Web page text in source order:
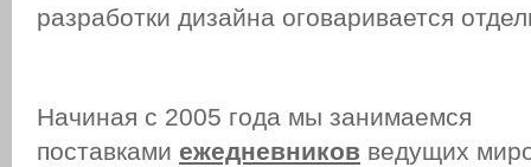
разработки дизайна оговаривается
Начиная с 2005 года мы занимаемся
поставками ежедневников ведущих